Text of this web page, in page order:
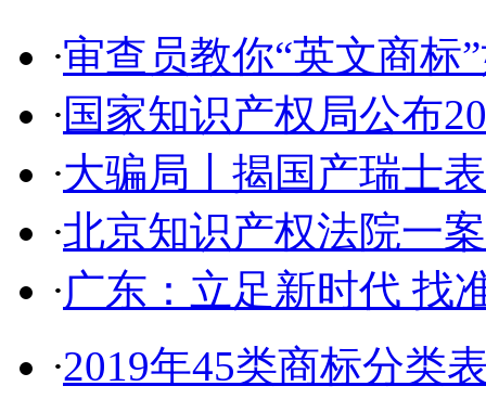
·审查员教你“英文商标
·国家知识产权局公布
·大骗局丨揭国产瑞士
·北京知识产权法院一
·广东：立足新时代 找
·2019年45类商标分类